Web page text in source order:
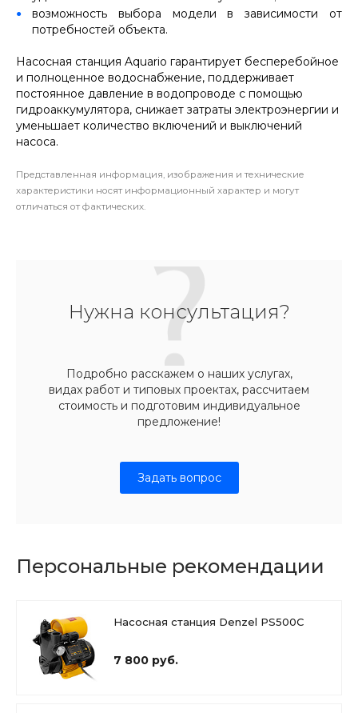
возможность выбора модели в зависимости от
потребностей объекта.
Насосная станция Aquario гарантирует бесперебойное
и полноценное водоснабжение, поддерживает
постоянное давление в водопроводе с помощью
гидроаккумулятора, снижает затраты электроэнергии и
уменьшает количество включений и выключений
насоса.
Представленная информация, изображения и технические
характеристики носят информационный характер и могут
отличаться от фактических.
Нужна консультация?
Подробно расскажем о наших услугах,
видах работ и типовых проектах, рассчитаем
стоимость и подготовим индивидуальное
предложение!
Задать вопрос
Персональные рекомендации
Насосная станция Denzel PS500C
7 800 руб.